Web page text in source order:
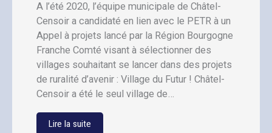
A l’été 2020, l’équipe municipale de Châtel-
Censoir a candidaté en lien avec le PETR à un
Appel à projets lancé par la Région Bourgogne
Franche Comté visant à sélectionner des
villages souhaitant se lancer dans des projets
de ruralité d’avenir : Village du Futur ! Châtel-
Censoir a été le seul village de…
Lire la suite